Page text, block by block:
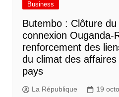
Business
Butembo : Clôture
connexion Ouganda-
renforcement des
du climat des
pays
La République 19